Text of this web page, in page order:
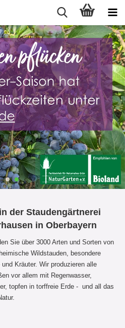
der Staudengärtnerei
in Oberbayern
Sie über 3000 Arten und Sorten von
Wildstauden, besondere
Kräuter. Wir produzieren alle
vor allem mit Regenwasser,
topfen in torffreie Erde - und all das